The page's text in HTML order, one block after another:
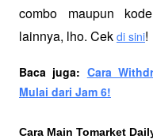
combo maupun
lainnya, lho. Cek di sini!
Baca juga: Cara
Mulai dari Jam 6!
Cara Main Tomarket